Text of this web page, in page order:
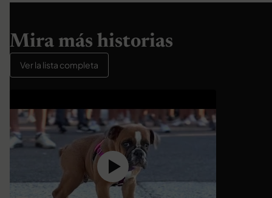
Mira más historias
Ver la lista completa